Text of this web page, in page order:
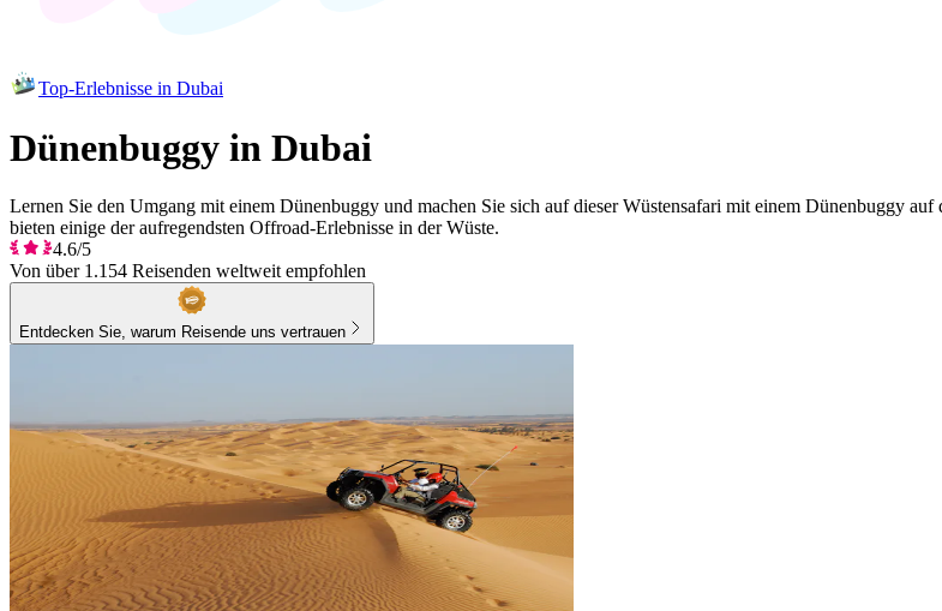
Top-Erlebnisse in Dubai
Dünenbuggy in Dubai
Lernen Sie den Umgang mit einem Dünenbuggy und machen Sie sich auf dieser Wüstensafari mit einem Dünenbuggy
bieten einige der aufregendsten Offroad-Erlebnisse in der Wüste.
4.6/5
Von über 1.154 Reisenden weltweit empfohlen
Entdecken Sie, warum Reisende uns vertrauen